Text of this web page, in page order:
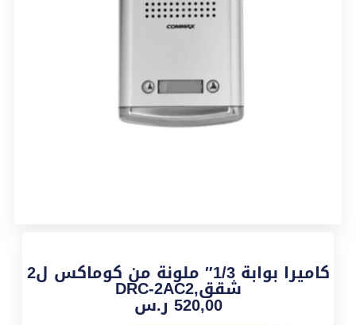
كاميرا بوابة 1/3″ ملونة من كوماكس ل2
شقق,DRC-2AC2
520,00 ر.س